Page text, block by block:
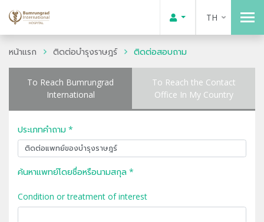
TH
หน้าแรก ติดต่อบำรุงราษฎร์ ติดต่อสอบถาม
To Reach Bumrungrad
International
To Reach the Contact
Office In My Country
ประเภทคำถาม *
ค้นหาแพทย์โดยชื่อหรือนามสกุล *
Condition or treatment of interest